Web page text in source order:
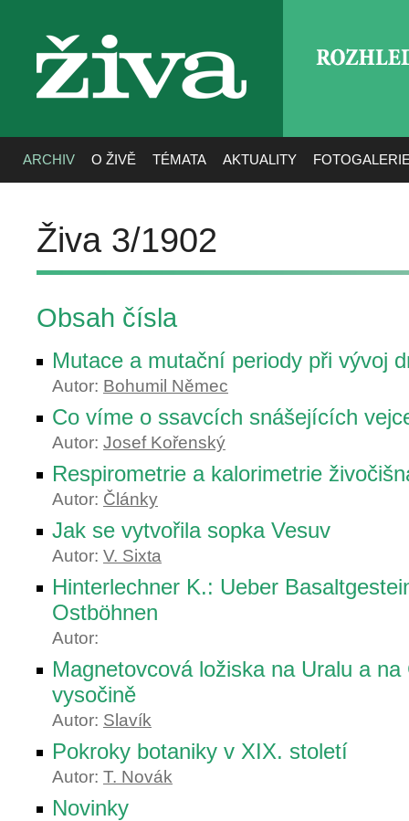
živa
ARCHIV O ŽIVĚ TÉMATA AKTUALITY
Živa 3/1902
Obsah čísla
Mutace a mutační periody při vývoj
Autor: Bohumil Němec
Co víme o ssavcích snášejících
Autor: Josef Kořenský
Respirometrie a kalorimetrie
Autor: Články
Jak se vytvořila sopka Vesuv
Autor: V. Sixta
Hinterlechner K.: Ueber
Ostböhnen
Autor:
Magnetovcová ložiska na Uralu a
vysočině
Autor: Slavík
Pokroky botaniky v XIX. století
Autor: T. Novák
Novinky